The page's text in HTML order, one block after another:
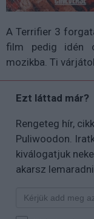
A Terrifier 3
film pedig idén
mozikba. Ti
Ezt láttad már?
Rengeteg hír,
Puliwoodon.
kiválogatjuk
akarsz